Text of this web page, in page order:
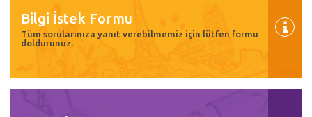
Bilgi İstek Formu
Tüm sorularınıza yanıt verebilmemiz için lütfen formu
doldurunuz.